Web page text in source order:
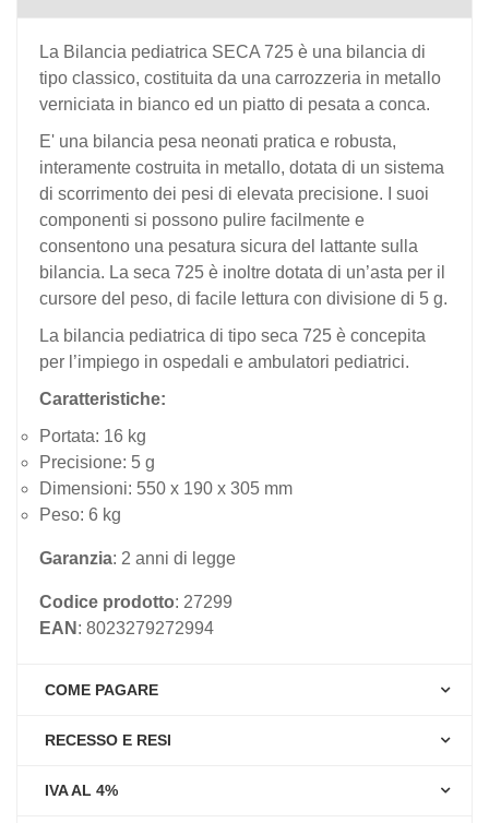
La Bilancia pediatrica SECA 725 è una bilancia di
tipo classico, costituita da una carrozzeria in metallo
verniciata in bianco ed un piatto di pesata a conca.
E' una bilancia pesa neonati pratica e robusta,
interamente costruita in metallo, dotata di un sistema
di scorrimento dei pesi di elevata precisione. I suoi
componenti si possono pulire facilmente e
consentono una pesatura sicura del lattante sulla
bilancia. La seca 725 è inoltre dotata di un’asta per il
cursore del peso, di facile lettura con divisione di 5 g.
La bilancia pediatrica di tipo seca 725 è concepita
per l’impiego in ospedali e ambulatori pediatrici.
Caratteristiche:
Portata: 16 kg
Precisione: 5 g
Dimensioni: 550 x 190 x 305 mm
Peso: 6 kg
Garanzia: 2 anni di legge
Codice prodotto: 27299
EAN : 8023279272994
COME PAGARE
RECESSO E RESI
IVA AL 4%